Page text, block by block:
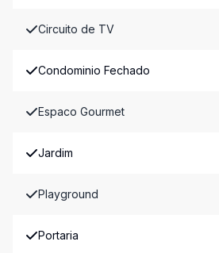
Circuito de TV
Condominio Fechado
Espaco Gourmet
Jardim
Playground
Portaria